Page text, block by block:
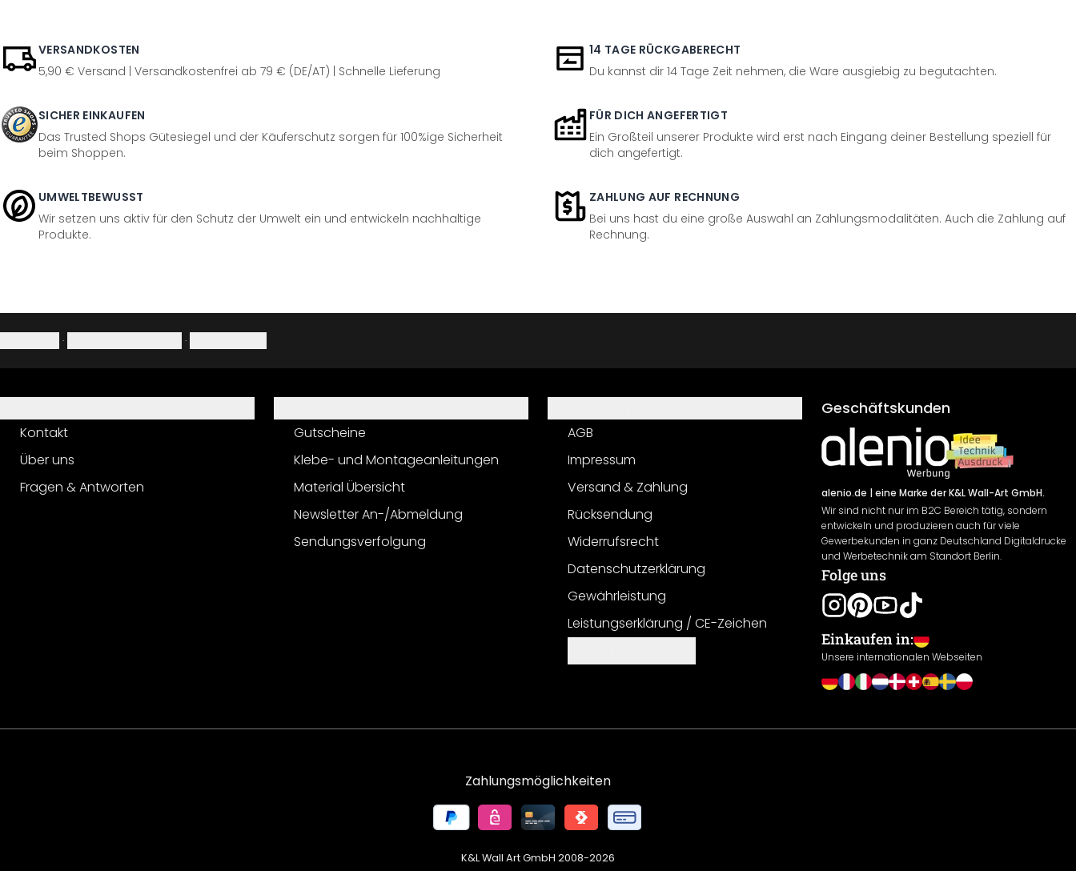
VERSANDKOSTEN
5,90 € Versand | Versandkostenfrei ab 79 € (DE/AT) | Schnelle Lieferung
14 TAGE RÜCKGABERECHT
Du kannst dir 14 Tage Zeit nehmen, die Ware ausgiebig zu begutachten.
SICHER EINKAUFEN
Das Trusted Shops Gütesiegel und der Käuferschutz sorgen für 100%ige Sicherheit
beim Shoppen.
FÜR DICH ANGEFERTIGT
Ein Großteil unserer Produkte wird erst nach Eingang deiner Bestellung speziell für
dich angefertigt.
UMWELTBEWUSST
Wir setzen uns aktiv für den Schutz der Umwelt ein und entwickeln nachhaltige
Produkte.
ZAHLUNG AUF RECHNUNG
Bei uns hast du eine große Auswahl an Zahlungsmodalitäten. Auch die Zahlung auf
Rechnung.
· ·
Kontakt
Über uns
Fragen & Antworten
Gutscheine
Klebe- und Montageanleitungen
Material Übersicht
Newsletter An-/Abmeldung
Sendungsverfolgung
AGB
Impressum
Versand & Zahlung
Rücksendung
Widerrufsrecht
Datenschutzerklärung
Gewährleistung
Leistungserklärung / CE-Zeichen
Geschäftskunden
alenio.de | eine Marke der K&L Wall-Art GmbH.
Wir sind nicht nur im B2C Bereich tätig, sondern
entwickeln und produzieren auch für viele
Gewerbekunden in ganz Deutschland Digitaldrucke
und Werbetechnik am Standort Berlin.
Folge uns
Einkaufen in:
Unsere internationalen Webseiten
Zahlungsmöglichkeiten
K&L Wall Art GmbH 2008-2026